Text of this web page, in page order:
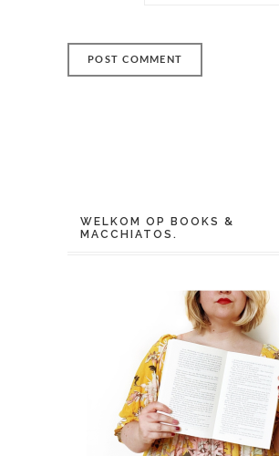
WELKOM OP BOOKS &
MACCHIATOS.